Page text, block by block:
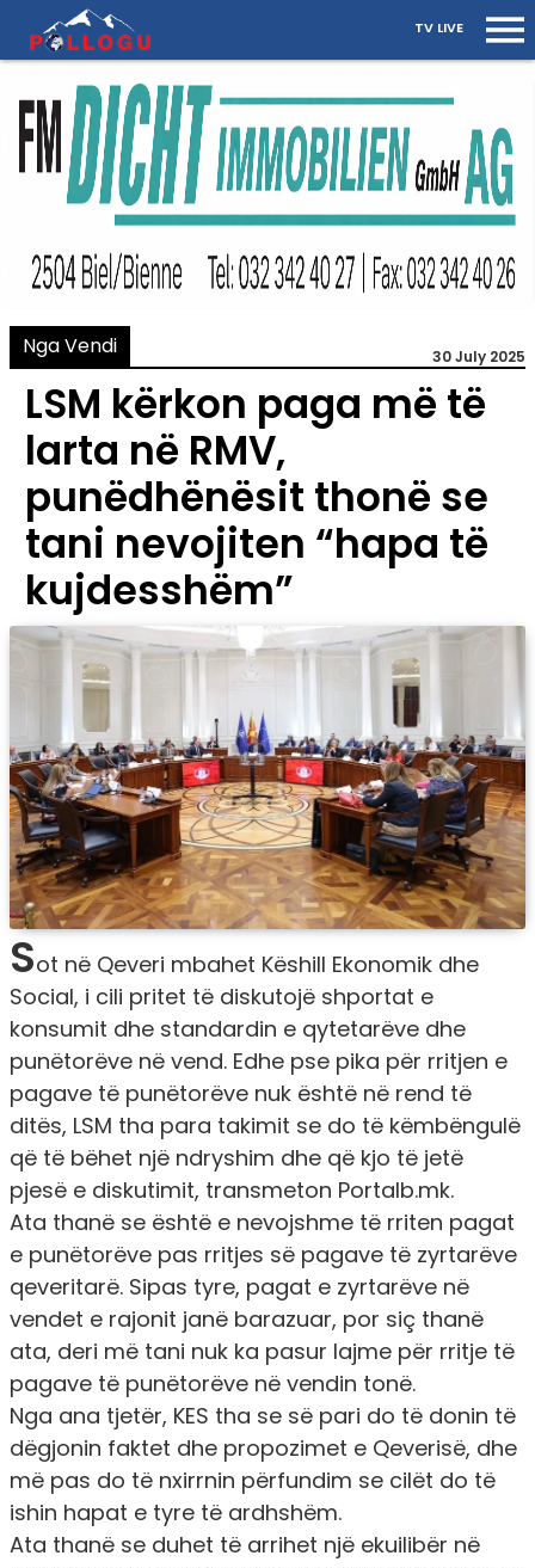
TV LIVE
Nga Vendi 30 July 2025
LSM kërkon paga më të
larta në RMV,
punëdhënësit thonë se
tani nevojiten “hapa të
kujdesshëm”
Sot në Qeveri mbahet Këshill Ekonomik dhe
Social, i cili pritet të diskutojë shportat e
konsumit dhe standardin e qytetarëve dhe
punëtorëve në vend. Edhe pse pika për rritjen e
pagave të punëtorëve nuk është në rend të
ditës, LSM tha para takimit se do të këmbëngulë
që të bëhet një ndryshim dhe që kjo të jetë
pjesë e diskutimit, transmeton Portalb.mk.
Ata thanë se është e nevojshme të rriten pagat
e punëtorëve pas rritjes së pagave të zyrtarëve
qeveritarë. Sipas tyre, pagat e zyrtarëve në
vendet e rajonit janë barazuar, por siç thanë
ata, deri më tani nuk ka pasur lajme për rritje të
pagave të punëtorëve në vendin tonë.
Nga ana tjetër, KES tha se së pari do të donin të
dëgjonin faktet dhe propozimet e Qeverisë, dhe
më pas do të nxirrnin përfundim se cilët do të
ishin hapat e tyre të ardhshëm.
Ata thanë se duhet të arrihet një ekuilibër në